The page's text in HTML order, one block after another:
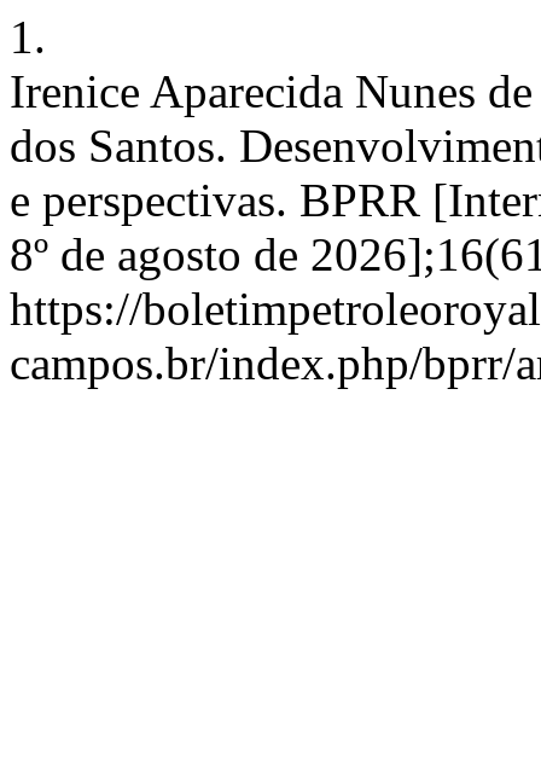
1.
Irenice Aparecida Nunes
dos Santos.
e perspectivas. BPRR
8º de agosto de
https://
campos.br/index.php/bprr/